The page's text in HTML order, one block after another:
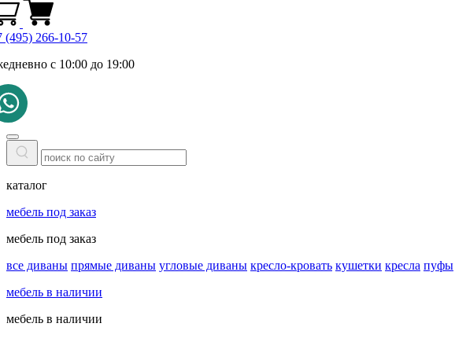
(495) 266-10-57
с 10:00 до 19:00
каталог
мебель под заказ
мебель под заказ
все диваны прямые диваны угловые диваны кресло-кровать кушетки кресла пуфы
мебель в наличии
мебель в наличии